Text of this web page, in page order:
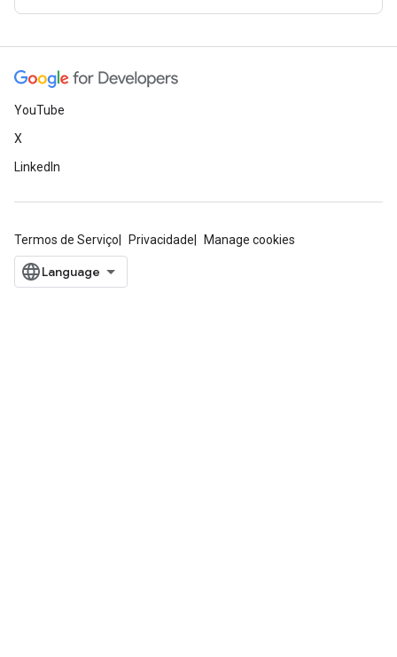
YouTube
X
LinkedIn
Termos de Serviço Privacidade Manage cookies